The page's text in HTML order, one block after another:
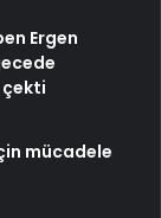
Ergen
çekti
mücadele